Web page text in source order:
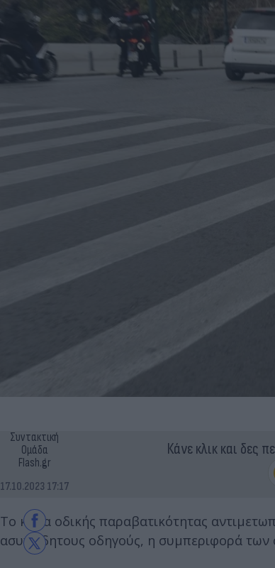
Συντακτική
Ομάδα
Flash.gr
17.10.2023 17:17
Κάνε κλικ και δες
Tο κύμα οδικής παραβατικότητας
ασυνείδητους οδηγούς, η συμπεριφορά